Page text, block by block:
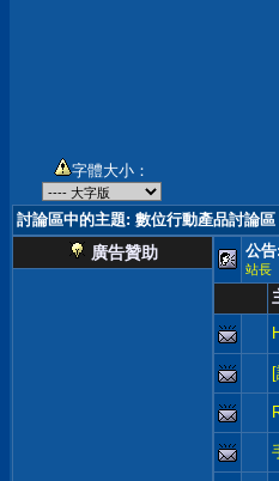
字體大小：
討論區中的主題: 數位行動產品討論區
廣告贊助 公告:
站長